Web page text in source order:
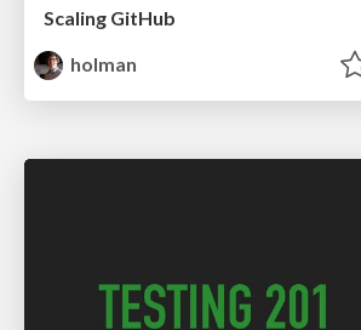
Scaling GitHub
holman